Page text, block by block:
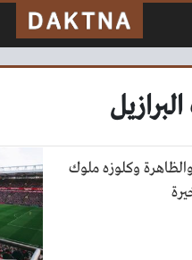
وكلوزه ملوك